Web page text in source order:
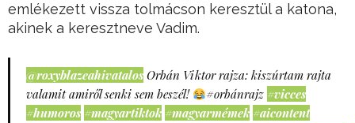
emlékezett vissza tolmácson keresztül a katona,
akinek a keresztneve Vadim.
@roxyblazeahivatalos Orbán Viktor rajza: kiszúrtam rajta
valamit amiről senki sem beszél!
#orbánrajz #vicces
#humoros #magyartiktok #magyarmémek #aicontent